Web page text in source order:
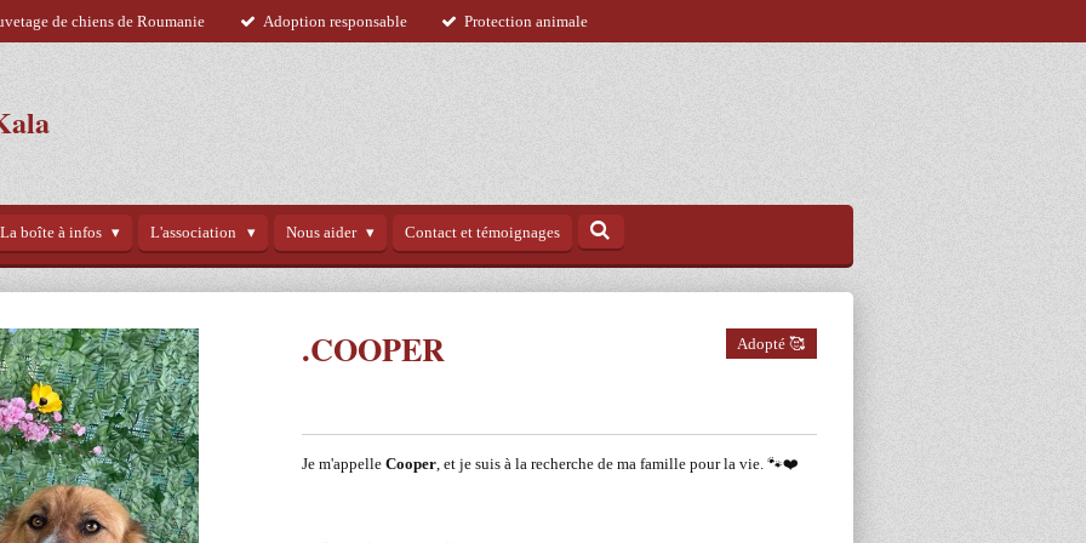
de chiens de Roumanie Adoption responsable Protection animale
La boîte à infos L'association Nous aider Contact et témoignages
.COOPER Adopté 🥰
Je m'appelle Cooper, et je suis à la recherche de ma famille pour la vie. 🐾❤️